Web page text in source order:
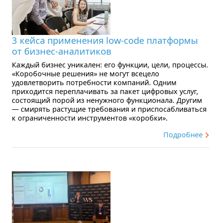
3 кейса применения low-code платформы
от бизнес-аналитиков
Каждый бизнес уникален: его функции, цели, процессы.
«Коробочные решения» не могут всецело
удовлетворить потребности компаний. Одним
приходится переплачивать за пакет цифровых услуг,
состоящий порой из ненужного функционала. Другим
— смирять растущие требования и приспосабливаться
к ограниченности инструментов «коробки».
Подробнее